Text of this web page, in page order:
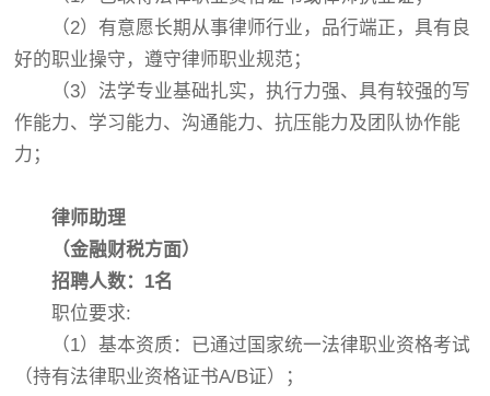
（2）有意愿长期从事律师行业，品行端正，具有良
好的职业操守，遵守律师职业规范；
（3）法学专业基础扎实，执行力强、具有较强的写
作能力、学习能力、沟通能力、抗压能力及团队协作能
力；
律师助理
（金融财税方面）
招聘人数：1名
职位要求:
（1）基本资质：已通过国家统一法律职业资格考试
（持有法律职业资格证书A/B证）；